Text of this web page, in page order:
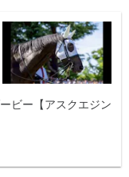
ビー【アスクエジン